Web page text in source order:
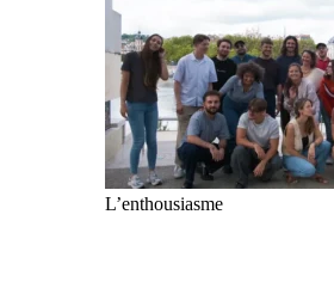
L’enthousiasme